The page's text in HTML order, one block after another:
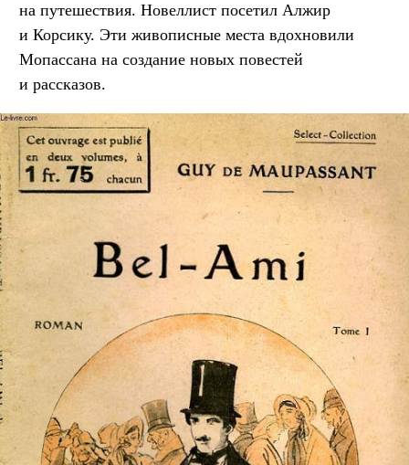
на путешествия. Новеллист посетил Алжир
и Корсику. Эти живописные места вдохновили
Мопассана на создание новых повестей
и рассказов.